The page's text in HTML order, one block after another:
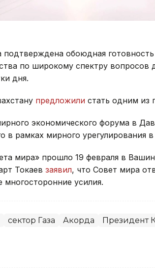
подтверждена обоюдная
по широкому спектру вопросов
дня.
предложили стать одним из
экономического форума в
в рамках мирного урегулирования в
мира» прошло 19 февраля в
Токаев заявил, что Совет мира
усилия.
сектор Газа Акорда Президент